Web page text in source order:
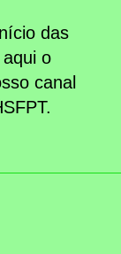
das
o
canal